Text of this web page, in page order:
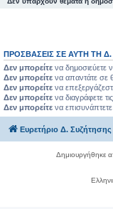
ΠΡΟΣΒΆΣΕΙΣ ΣΕ ΑΥΤΉ ΤΗ
Δεν μπορείτε να δημοσιεύετε
Δεν μπορείτε να απαντάτε σε
Δεν μπορείτε να
Δεν μπορείτε να διαγράφετε
Δεν μπορείτε να
Ευρετήριο Δ. Συζήτησης
Δημιουργήθηκε